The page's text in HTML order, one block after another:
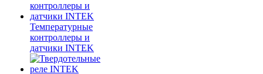
Температурные
контроллеры и
датчики INTEK